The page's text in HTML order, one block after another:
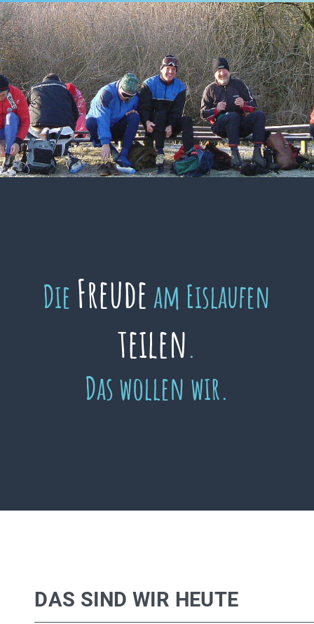
Die Freudeam Eislaufen
teilen.
Das wollen wir.
DAS SIND WIR HEUTE